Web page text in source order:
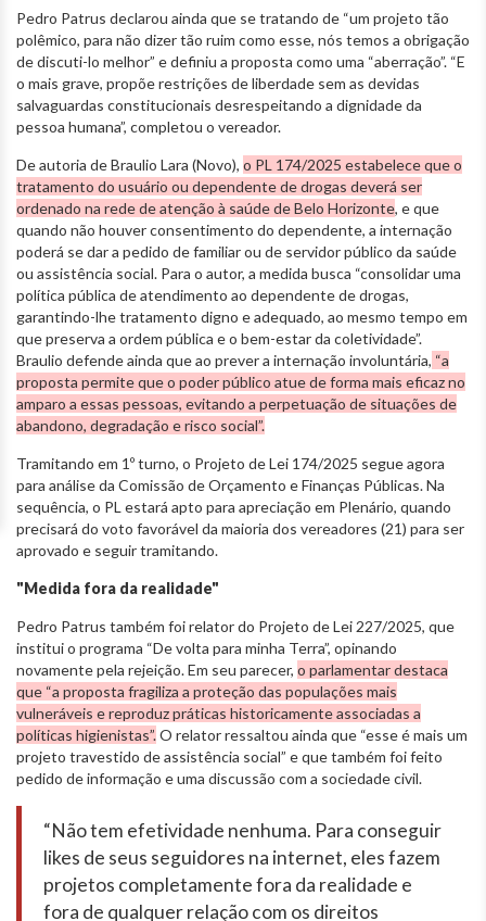
Pedro Patrus declarou ainda que se tratando de “um projeto tão
polêmico, para não dizer tão ruim como esse, nós temos a obrigação
de discuti-lo melhor” e definiu a proposta como uma “aberração”. “E
o mais grave, propõe restrições de liberdade sem as devidas
salvaguardas constitucionais desrespeitando a dignidade da
pessoa humana”, completou o vereador.
De autoria de Braulio Lara (Novo), o PL 174/2025 estabelece que o
tratamento do usuário ou dependente de drogas deverá ser
ordenado na rede de atenção à saúde de Belo Horizonte, e que
quando não houver consentimento do dependente, a internação
poderá se dar a pedido de familiar ou de servidor público da saúde
ou assistência social. Para o autor, a medida busca “consolidar uma
política pública de atendimento ao dependente de drogas,
garantindo-lhe tratamento digno e adequado, ao mesmo tempo em
que preserva a ordem pública e o bem-estar da coletividade”.
Braulio defende ainda que ao prever a internação involuntária, “a
proposta permite que o poder público atue de forma mais eficaz no
amparo a essas pessoas, evitando a perpetuação de situações de
abandono, degradação e risco social”.
Tramitando em 1º turno, o Projeto de Lei 174/2025 segue agora
para análise da Comissão de Orçamento e Finanças Públicas. Na
sequência, o PL estará apto para apreciação em Plenário, quando
precisará do voto favorável da maioria dos vereadores (21) para ser
aprovado e seguir tramitando.
"Medida fora da realidade"
Pedro Patrus também foi relator do Projeto de Lei 227/2025, que
institui o programa “De volta para minha Terra”, opinando
novamente pela rejeição. Em seu parecer, o parlamentar destaca
que “a proposta fragiliza a proteção das populações mais
vulneráveis e reproduz práticas historicamente associadas a
políticas higienistas”.O relator ressaltou ainda que “esse é mais um
projeto travestido de assistência social” e que também foi feito
pedido de informação e uma discussão com a sociedade civil.
“Não tem efetividade nenhuma. Para conseguir
likes de seus seguidores na internet, eles fazem
projetos completamente fora da realidade e
fora de qualquer relação com os direitos